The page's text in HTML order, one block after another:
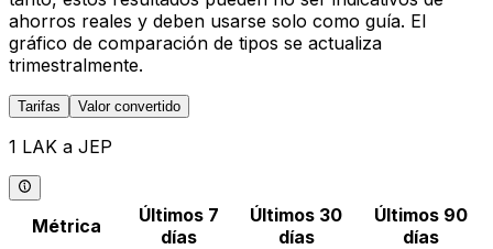
ahorros reales y deben usarse solo como guía. El
gráfico de comparación de tipos se actualiza
trimestralmente.
Tarifas Valor convertido
1 LAK a JEP
Métrica
Últimos 7
días
Últimos 30
días
Últimos 90
días